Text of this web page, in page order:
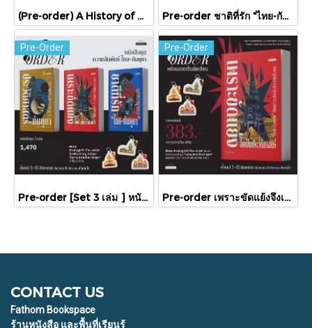
(Pre-order) A History of Cambodia ประวัติศาสตร์กัมพูชา (ฉบับปรับปรุงใหม่) / David Chandler / มติชน Pre-order ชาติที่รัก "ไทย-กัมพูชา" กับเส้นสมมติ / พวงทอง ภวัครพันธุ์ / มติชน
Pre-Order
Pre-order [Set 3 เล่ม ] หนังสือชุดความสัมพันธ์ "ไทย-กัมพูชา" / มติชน
Pre-Order
Pre-order เพราะขัดแย้งจึงเป็นประวัติศาสตร์ "ไทย-กัมพูชา" กับความสัมพันธ์หวานปนขม / มติชน
CONTACT US
Fathom Bookspace
ร้านหนังสือ และพื้นที่เรียนรู้